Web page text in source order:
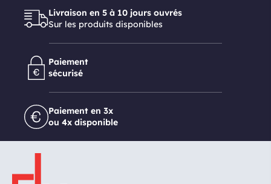
Livraison en 5 à 10 jours ouvrés
Sur les produits disponibles
Paiement
sécurisé
Paiement en 3x
ou 4x disponible